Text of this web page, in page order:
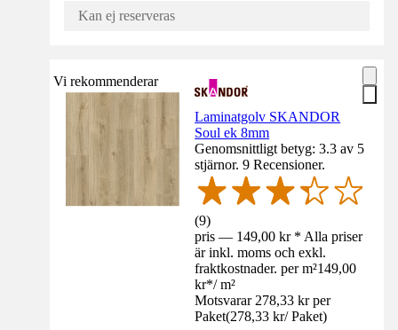
Kan ej reserveras
Vi rekommenderar
Laminatgolv SKANDOR
Soul ek 8mm
Genomsnittligt betyg: 3.3 av 5
stjärnor. 9 Recensioner.
(9)
pris — 149,00 kr * Alla priser
är inkl. moms och exkl.
fraktkostnader. per m²149,00
kr*/ m²
Motsvarar 278,33 kr per
Paket(278,33 kr/ Paket)